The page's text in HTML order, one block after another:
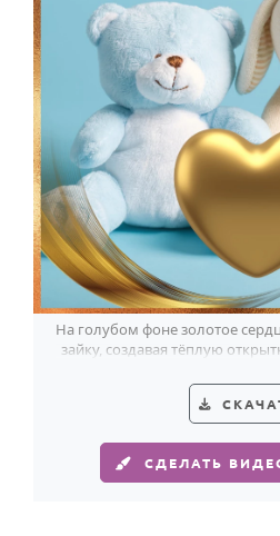
На голубом фоне золотое
зайку, создавая тёплую
СДЕЛАТЬ